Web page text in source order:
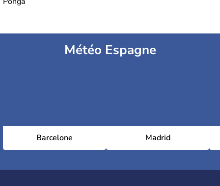
Météo Espagne
Barcelone Madrid